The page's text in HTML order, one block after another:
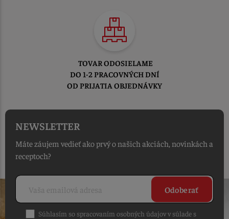
TOVAR ODOSIELAME
DO 1-2 PRACOVNÝCH DNÍ
OD PRIJATIA OBJEDNÁVKY
NEWSLETTER
Máte záujem vedieť ako prvý o našich akciách, novinkách a
receptoch?
Odoberať
Súhlasím so spracovaním osobných údajov v súlade s